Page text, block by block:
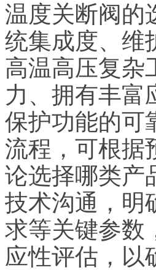
温度关断阀的
统集成度、维
高温高压复杂
力、拥有丰富
保护功能的可
流程，可根据
论选择哪类产
技术沟通，明
求等关键参数
应性评估，以